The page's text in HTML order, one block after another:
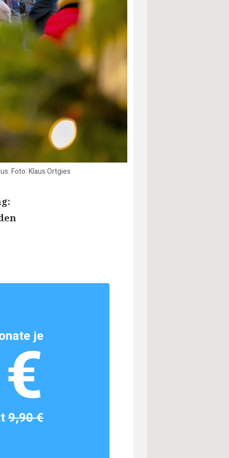
Foto: Klaus Ortgies
je
9,90 €